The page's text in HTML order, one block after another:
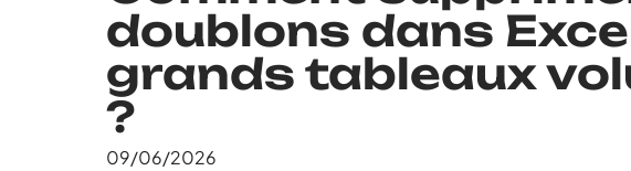
doublons dans
grands tableaux
?
09/06/2026